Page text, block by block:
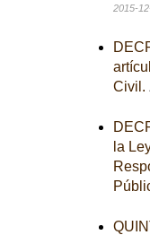
2015-
Civil.
la